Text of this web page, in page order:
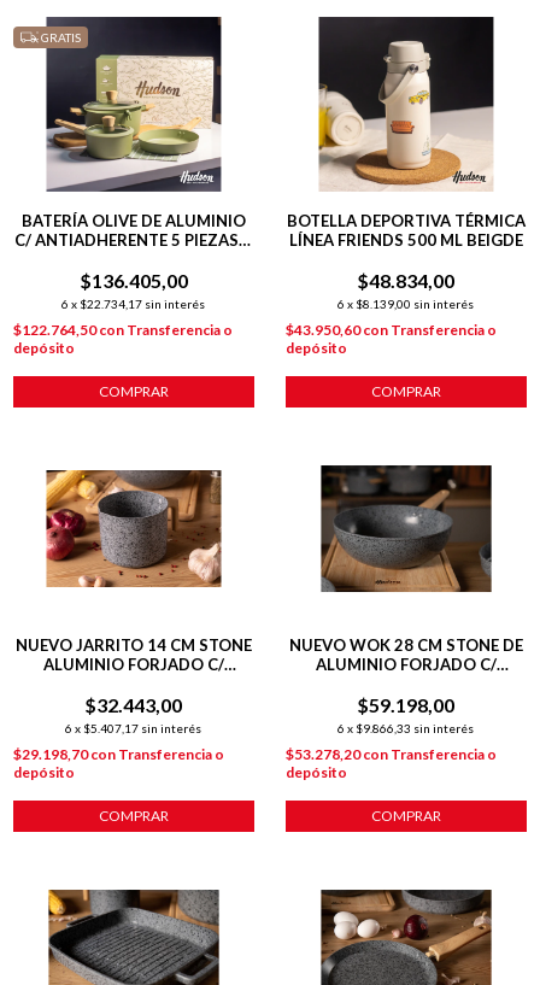
GRATIS
BATERÍA OLIVE DE ALUMINIO
C/ ANTIADHERENTE 5 PIEZAS +
$136.405,00
6 x $22.734,17 sin interés
$122.764,50con Transferencia o
depósito
COMPRAR
BOTELLA DEPORTIVA TÉRMICA
LÍNEA FRIENDS 500 ML BEIGDE
$48.834,00
6 x $8.139,00 sin interés
$43.950,60con Transferencia o
depósito
NUEVO JARRITO 14 CM STONE
ALUMINIO FORJADO C/
INDUCCION
$32.443,00
6 x $5.407,17 sin interés
$29.198,70con Transferencia o
depósito
COMPRAR
NUEVO WOK 28 CM STONE DE
ALUMINIO FORJADO C/
INDUCCIÓN
$59.198,00
6 x $9.866,33 sin interés
$53.278,20con Transferencia o
depósito
COMPRAR